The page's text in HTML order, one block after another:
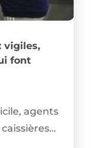
vigiles,
font
agents